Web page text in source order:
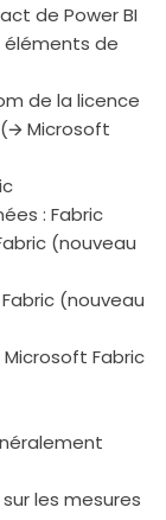
de Power BI
de
de la licence
Microsoft
: Fabric
(nouveau
(nouveau
Fabric
les mesures